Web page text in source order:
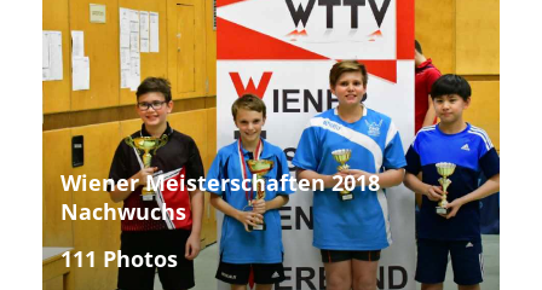
Wiener Meisterschaften 2018
Nachwuchs
111 Photos